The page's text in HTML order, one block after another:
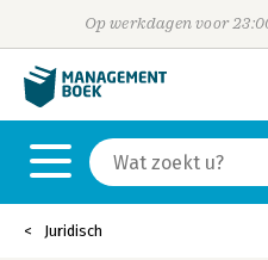
Op werkdagen voor
Juridisch